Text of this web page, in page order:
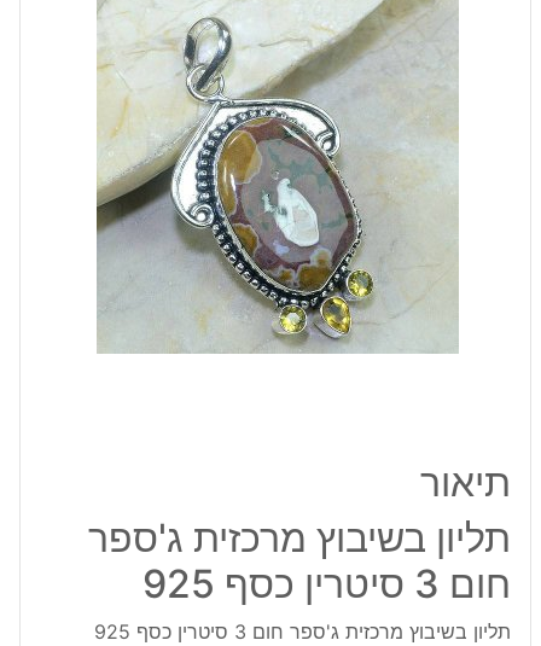
תיאור
תליון בשיבוץ מרכזית ג'ספר
חום 3 סיטרין כסף 925
תליון בשיבוץ מרכזית ג'ספר חום 3 סיטרין כסף 925